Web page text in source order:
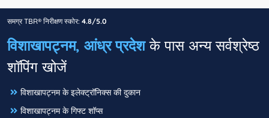
समग्र TBR® निरीक्षण स्कोर: 4.8/5.0
विशाखापट्नम, आंध्र प्रदेशके पास अन्य सर्वश्रेष्ठ
शॉपिंग खोजें
विशाखापट्नम के इलेक्ट्रॉनिक्स की दुकान
विशाखापट्नम के गिफ्ट शॉप्स